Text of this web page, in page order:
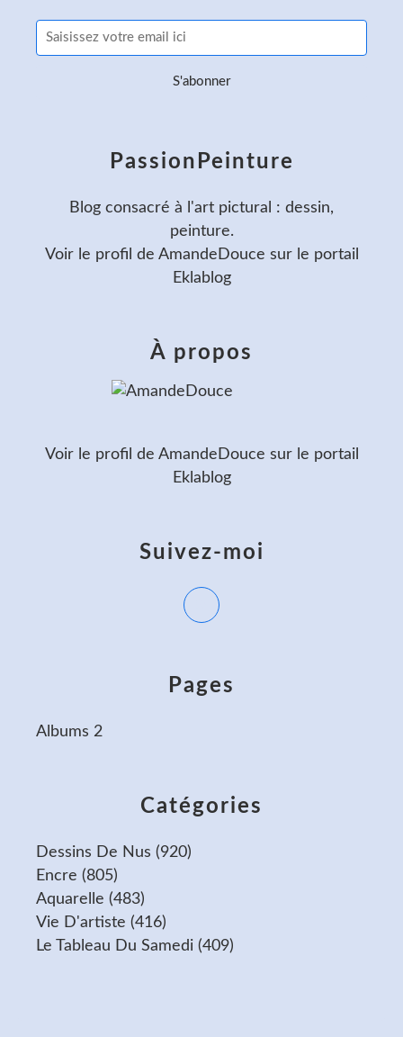
Catégories
Dessins De Nus (920)
Encre (805)
Aquarelle (483)
Vie D'artiste (416)
Le Tableau Du Samedi (409)
Pages
Albums 2
PassionPeinture
Blog consacré à l'art pictural : dessin,
peinture.
Voir le profil de AmandeDouce sur le portail
Eklablog
Suivez-moi
À propos
Voir le profil de AmandeDouce sur le portail
Eklablog